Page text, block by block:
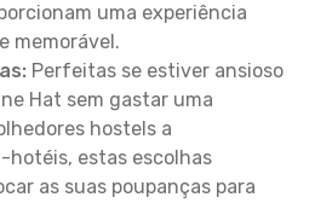
uma experiência
memorável.
Perfeitas se estiver ansioso
Hat sem gastar uma
hostels a
estas escolhas
as suas poupanças para